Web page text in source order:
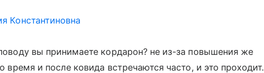
Константиновна
вы принимаете кордарон? не из-за повышения же
время и после ковида встречаются часто, и это проходит.